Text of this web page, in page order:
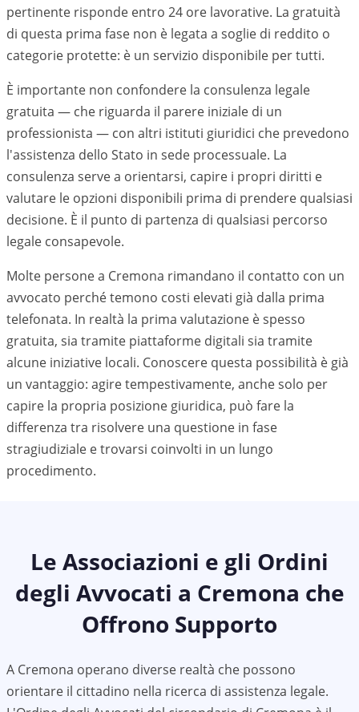
pertinente risponde entro 24 ore lavorative. La gratuità
di questa prima fase non è legata a soglie di reddito o
categorie protette: è un servizio disponibile per tutti.
È importante non confondere la consulenza legale
gratuita — che riguarda il parere iniziale di un
professionista — con altri istituti giuridici che prevedono
l'assistenza dello Stato in sede processuale. La
consulenza serve a orientarsi, capire i propri diritti e
valutare le opzioni disponibili prima di prendere qualsiasi
decisione. È il punto di partenza di qualsiasi percorso
legale consapevole.
Molte persone a Cremona rimandano il contatto con un
avvocato perché temono costi elevati già dalla prima
telefonata. In realtà la prima valutazione è spesso
gratuita, sia tramite piattaforme digitali sia tramite
alcune iniziative locali. Conoscere questa possibilità è già
un vantaggio: agire tempestivamente, anche solo per
capire la propria posizione giuridica, può fare la
differenza tra risolvere una questione in fase
stragiudiziale e trovarsi coinvolti in un lungo
procedimento.
Le Associazioni e gli Ordini
degli Avvocati a Cremona che
Offrono Supporto
A Cremona operano diverse realtà che possono
orientare il cittadino nella ricerca di assistenza legale.